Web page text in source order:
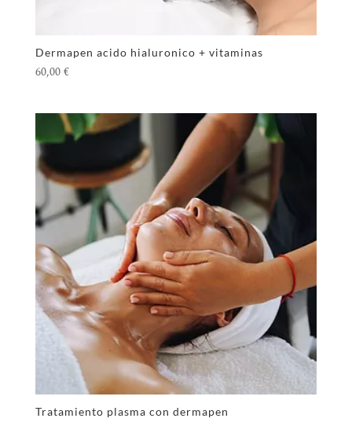
Dermapen acido hialuronico + vitaminas
60,00€
Tratamiento plasma con dermapen